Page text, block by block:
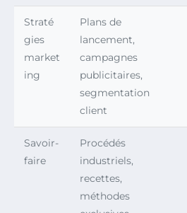
Straté
gies
market
ing
Plans de
lancement,
campagnes
publicitaires,
segmentation
client
Savoir-
faire
Procédés
industriels,
recettes,
méthodes